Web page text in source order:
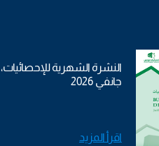
النشرة الشهرية للإحصائيات،
جانفي 2026
اقرأ المزيد